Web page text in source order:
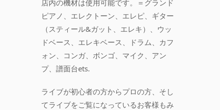
店内の機材は使用可能です。＝グランド
ピアノ、エレクトーン、エレピ、ギター
（スティール&ガット、エレキ）、ウッ
ドベース、エレキベース、ドラム、カフ
ォン、コンガ、ボンゴ、マイク、アン
プ、譜面台ets.
ライブが初心者の方からプロの方、そし
てライブをご覧になっているお客様もみ